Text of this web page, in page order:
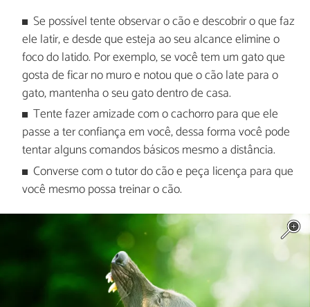
Se possível tente observar o cão e descobrir o que faz
ele latir, e desde que esteja ao seu alcance elimine o
foco do latido. Por exemplo, se você tem um gato que
gosta de ficar no muro e notou que o cão late para o
gato, mantenha o seu gato dentro de casa.
Tente fazer amizade com o cachorro para que ele
passe a ter confiança em você, dessa forma você pode
tentar alguns comandos básicos mesmo a distância.
Converse com o tutor do cão e peça licença para que
você mesmo possa treinar o cão.